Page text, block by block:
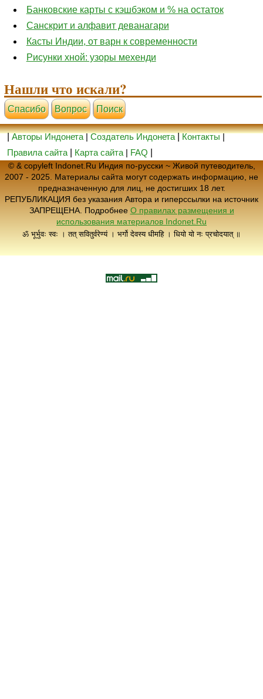
Банковские карты с кэшбэком и % на остаток
Санскрит и алфавит деванагари
Касты Индии, от варн к современности
Рисунки хной: узоры мехенди
Нашли что искали?
Cпасибо Вопрос Поиск
|Авторы Индонета|Создатель Индонета|Контакты|
Правила сайта
Карта сайта | FAQ
© & copyleft Indonet.Ru Индия по-русски ~ Живой путеводитель,
2007 - 2025. Материалы сайта могут содержать информацию, не
предназначенную для лиц, не достигших 18 лет.
РЕПУБЛИКАЦИЯ без указания Автора и гиперссылки на источник
ЗАПРЕЩЕНА. Подробнее О правилах размещения и
использования материалов Indonet.Ru
ॐ भूर्भुवः स्वः । तत् सवितुर्वरेण्यं । भर्गो देवस्य धीमहि । धियो यो नः प्रचोदयात् ॥